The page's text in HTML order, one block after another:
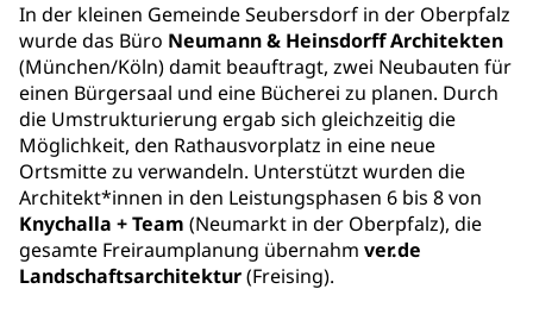
In der kleinen Gemeinde Seubersdorf in der Oberpfalz
wurde das Büro Neumann & Heinsdorff Architekten
(München/Köln) damit beauftragt, zwei Neubauten für
einen Bürgersaal und eine Bücherei zu planen. Durch
die Umstrukturierung ergab sich gleichzeitig die
Möglichkeit, den Rathausvorplatz in eine neue
Ortsmitte zu verwandeln. Unterstützt wurden die
Architekt*innen in den Leistungsphasen 6 bis 8 von
Knychalla + Team (Neumarkt in der Oberpfalz), die
gesamte Freiraumplanung übernahm ver.de
Landschaftsarchitektur(Freising).